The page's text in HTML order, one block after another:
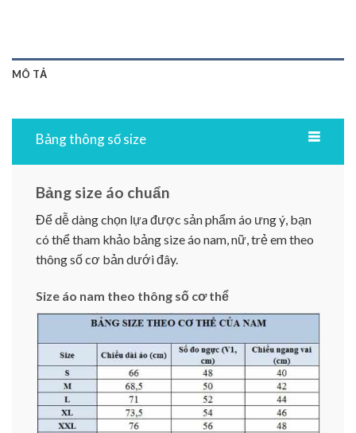
MÔ TẢ
Bảng thông số size
Bảng size áo chuẩn
Để dễ dàng chọn lựa được sản phẩm áo ưng ý, bạn
có thể tham khảo bảng size áo nam, nữ, trẻ em theo
thông số cơ bản dưới đây.
Size áo nam theo thông số cơ thể